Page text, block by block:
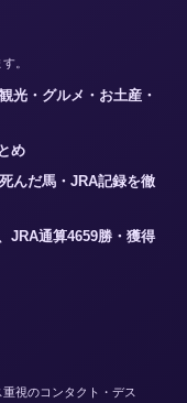
。
光・グルメ・お土産・
め
んだ馬・JRA記録を徹
JRA通算4659勝・獲得
視のコンタクト・デス